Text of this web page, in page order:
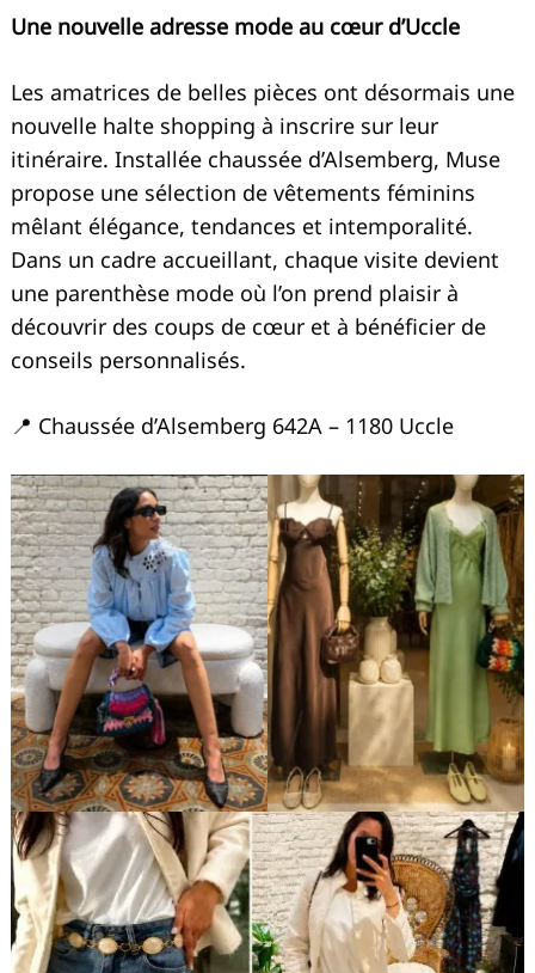
Une nouvelle adresse mode au cœur d’Uccle
Les amatrices de belles pièces ont désormais une
nouvelle halte shopping à inscrire sur leur
itinéraire. Installée chaussée d’Alsemberg, Muse
propose une sélection de vêtements féminins
mêlant élégance, tendances et intemporalité.
Dans un cadre accueillant, chaque visite devient
une parenthèse mode où l’on prend plaisir à
découvrir des coups de cœur et à bénéficier de
conseils personnalisés.
📍 Chaussée d’Alsemberg 642A – 1180 Uccle